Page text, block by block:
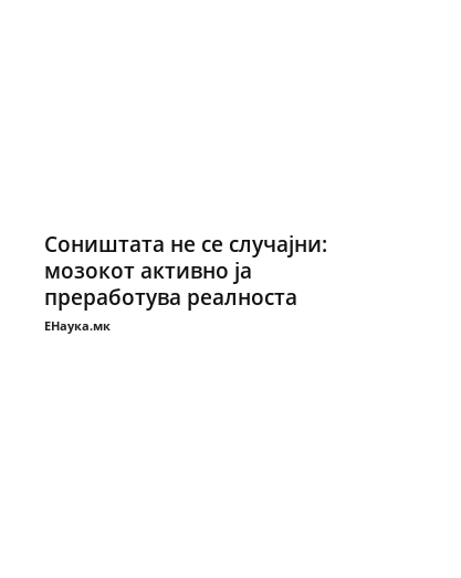
Соништата не се случајни:
мозокот активно ја
преработува реалноста
ЕНаука.мк